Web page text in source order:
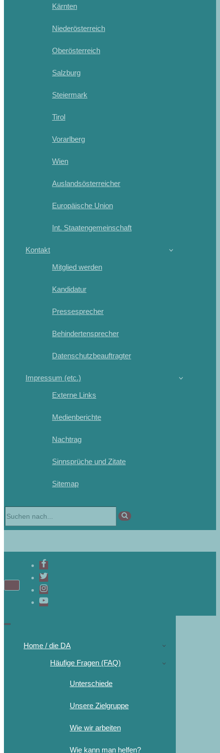
Kärnten
Niederösterreich
Oberösterreich
Salzburg
Steiermark
Tirol
Vorarlberg
Wien
Auslandsösterreicher
Europäische Union
Int. Staatengemeinschaft
Kontakt
Mitglied werden
Kandidatur
Pressesprecher
Behindertensprecher
Datenschutzbeauftragter
Impressum (etc.)
Externe Links
Medienberichte
Nachtrag
Sinnsprüche und Zitate
Sitemap
Home / die DA
Häufige Fragen (FAQ)
Unterschiede
Unsere Zielgruppe
Wie wir arbeiten
Wie kann man helfen?